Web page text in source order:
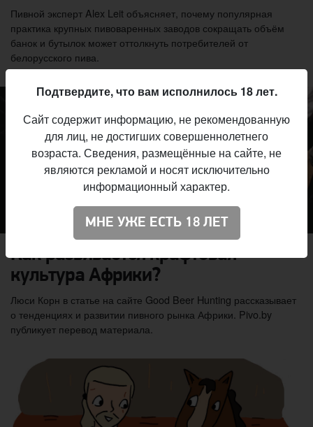
Пивной эксперт Alex Leit объясняет, почему популярная
практика крупных пивоваренных заводов сокращать объём
банок и бутылок может оттолкнуть потребителей от
белорусского пива.
Как развивается крафтовая
культура Африки?
Люси Корн в статье на сайте Good Beer Hunting рассказывает
о тенденциях и развитии пивного рынка Африки. Pivo.by
публикует перевод материала.
Подтвердите, что вам исполнилось 18 лет.
Сайт содержит информацию, не рекомендованную
для лиц, не достигших совершеннолетнего
возраста. Сведения, размещённые на сайте, не
являются рекламой и носят исключительно
информационный характер.
МНЕ УЖЕ ЕСТЬ 18 ЛЕТ